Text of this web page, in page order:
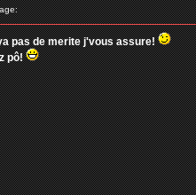
pas de merite j'vous assure!
pô!